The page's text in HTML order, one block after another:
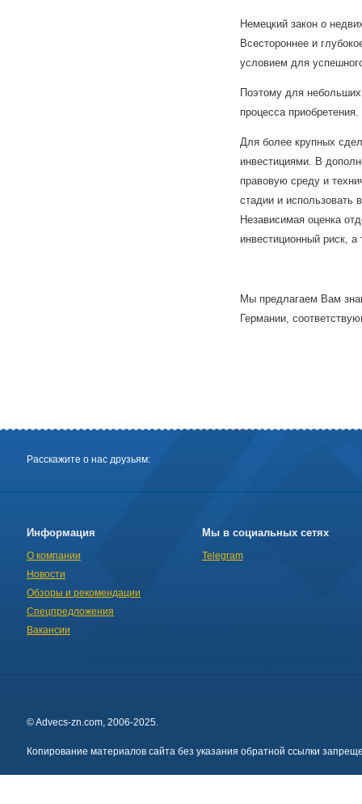
Немецкий закон о
Всестороннее и
условием для
Поэтому для небольших
процесса приобретения.
Для более крупных
инвестициями. В
правовую среду и
стадии и
Независимая оценка
инвестиционный риск,
Мы предлагаем Вам
Германии,
Расскажите о нас друзьям:
Информация
О компании
Новости
Обзоры и рекомендации
Спецпредложения
Вакансии
Мы в социальных сетях
Telegram
© Advecs-zn.com, 2006-2025.
Копирование материалов сайта без указания обратной ссылки